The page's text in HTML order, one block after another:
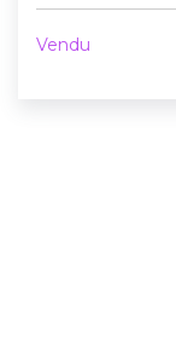
Vendu